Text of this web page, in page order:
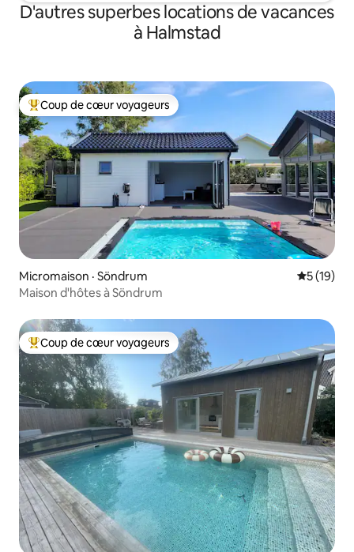
D'autres superbes locations de vacances
à Halmstad
Coup de cœur voyageurs parmi les plus aimés
Coup de cœur voyageurs
Micromaison · Söndrum Note
5 (19)
Maison d'hôtes à Söndrum
Coup de cœur voyageurs parmi les plus aimés
Coup de cœur voyageurs